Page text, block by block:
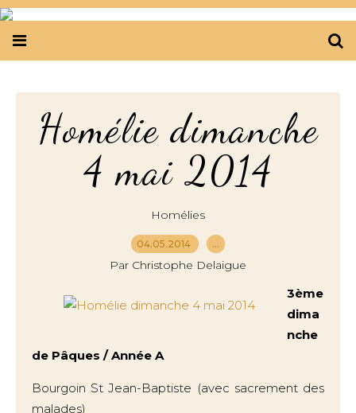
Homélie dimanche
4 mai 2014
Homélies
04.05.2014 …
Par Christophe Delaigue
3ème
dima
nche
de Pâques / Année A
Bourgoin St Jean-Baptiste (avec sacrement des
malades)